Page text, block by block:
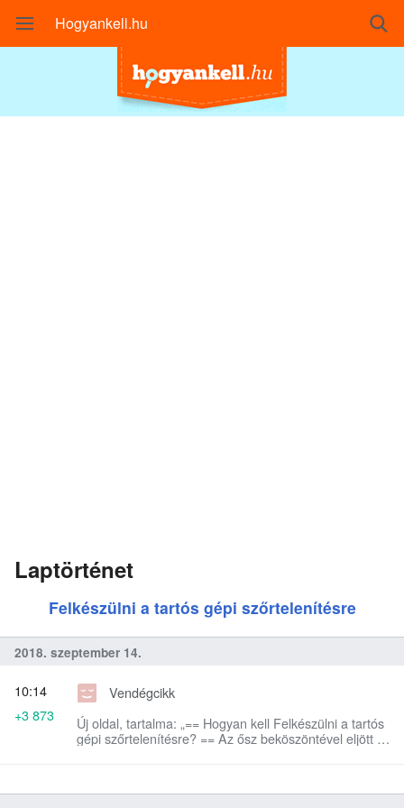
Hogyankell.hu
Laptörténet
Felkészülni a tartós gépi szőrtelenítésre
2018. szeptember 14.
Vendégcikk
Új oldal, tartalma: „== Hogyan kell Felkészülni a tartós
gépi szőrtelenítésre? == Az ősz beköszöntével eljött a
10:14
+3 873